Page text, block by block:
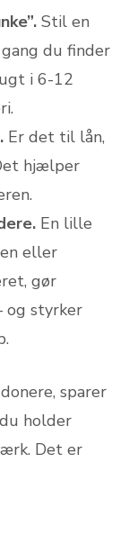
Stil en
du finder
i 6-12
Er det til lån,
hjælper
En lille
eller
gør
og styrker
sparer
holder
Det er